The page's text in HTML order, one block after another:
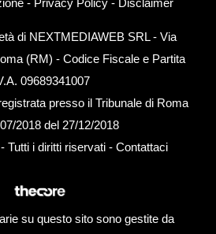
- Privacy Policy- Disclaimer
di NEXTMEDIAWEB SRL - Via
(RM) - Codice Fiscale e Partita
09689341007
presso il Tribunale di Roma
2018 del 27/12/2018
Tutti i diritti riservati - Contattaci
su questo sito sono gestite da